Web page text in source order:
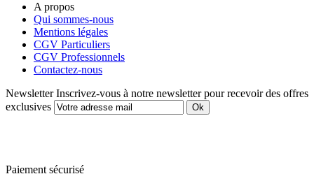
A propos
Qui sommes-nous
Mentions légales
CGV Particuliers
CGV Professionnels
Contactez-nous
Newsletter Inscrivez-vous à notre newsletter pour recevoir des offres
exclusives
Paiement sécurisé